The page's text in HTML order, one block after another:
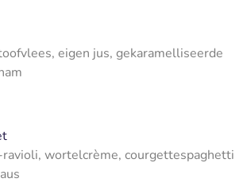
eigen jus, gekaramelliseerde
wortelcrème, courgettespaghetti